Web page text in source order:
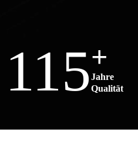
115+
Jahre
Qualität